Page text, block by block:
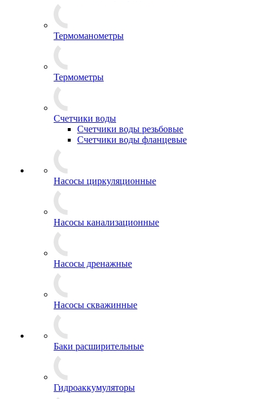
Термоманометры
Термометры
Счетчики воды
Счетчики воды резьбовые
Счетчики воды фланцевые
Насосы циркуляционные
Насосы канализационные
Насосы дренажные
Насосы скважинные
Баки расширительные
Гидроаккумуляторы